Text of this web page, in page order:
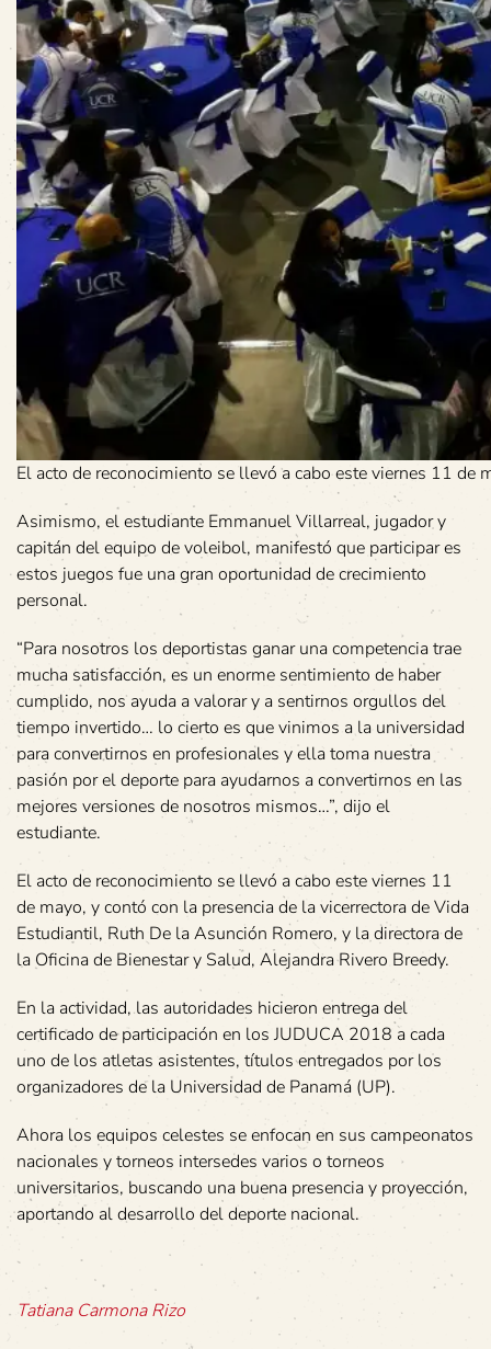
El acto de reconocimiento se llevó a cabo este viernes 11 de
Asimismo, el estudiante Emmanuel Villarreal, jugador y
capitán del equipo de voleibol, manifestó que participar es
estos juegos fue una gran oportunidad de crecimiento
personal.
“Para nosotros los deportistas ganar una competencia trae
mucha satisfacción, es un enorme sentimiento de haber
cumplido, nos ayuda a valorar y a sentirnos orgullos del
tiempo invertido… lo cierto es que vinimos a la universidad
para convertirnos en profesionales y ella toma nuestra
pasión por el deporte para ayudarnos a convertirnos en las
mejores versiones de nosotros mismos…”, dijo el
estudiante.
El acto de reconocimiento se llevó a cabo este viernes 11
de mayo, y contó con la presencia de la vicerrectora de Vida
Estudiantil, Ruth De la Asunción Romero, y la directora de
la Oficina de Bienestar y Salud, Alejandra Rivero Breedy.
En la actividad, las autoridades hicieron entrega del
certificado de participación en los JUDUCA 2018 a cada
uno de los atletas asistentes, títulos entregados por los
organizadores de la Universidad de Panamá (UP).
Ahora los equipos celestes se enfocan en sus campeonatos
nacionales y torneos intersedes varios o torneos
universitarios, buscando una buena presencia y proyección,
aportando al desarrollo del deporte nacional.
Tatiana Carmona Rizo